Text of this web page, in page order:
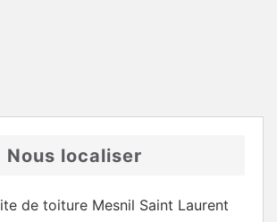
Nous localiser
de toiture Mesnil Saint Laurent